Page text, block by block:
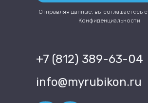
+7 (812) 389-63-04
info@myrubikon.ru
Отправляя данные, вы соглашаетесь с
Конфиденциальности